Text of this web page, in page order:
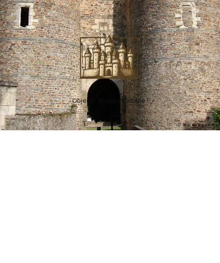
Objectif : toujours visible !